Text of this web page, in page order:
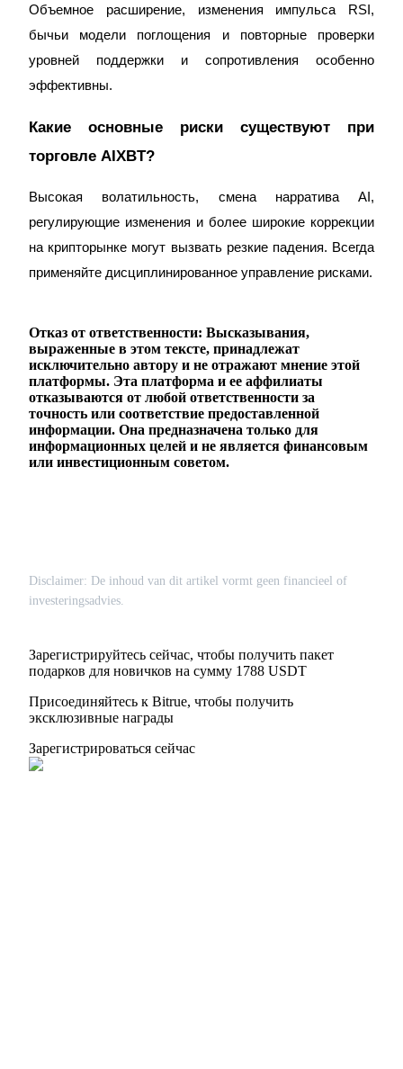
Объемное расширение, изменения импульса RSI,
бычьи модели поглощения и повторные проверки
уровней поддержки и сопротивления особенно
эффективны.
Какие основные риски существуют при
торговле AIXBT?
Высокая волатильность, смена нарратива AI,
регулирующие изменения и более широкие коррекции
на крипторынке могут вызвать резкие падения. Всегда
применяйте дисциплинированное управление рисками.
Отказ от ответственности: Высказывания,
выраженные в этом тексте, принадлежат
исключительно автору и не отражают мнение этой
платформы. Эта платформа и ее аффилиаты
отказываются от любой ответственности за
точность или соответствие предоставленной
информации. Она предназначена только для
информационных целей и не является финансовым
или инвестиционным советом.
Disclaimer: De inhoud van dit artikel vormt geen financieel of
investeringsadvies.
Зарегистрируйтесь сейчас, чтобы получить пакет
подарков для новичков на сумму 1788 USDT
Присоединяйтесь к Bitrue, чтобы получить
эксклюзивные награды
Зарегистрироваться сейчас